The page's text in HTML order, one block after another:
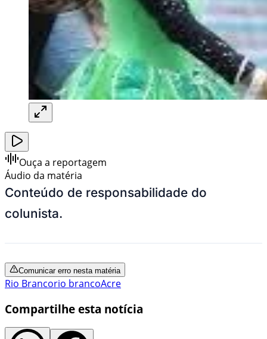
Ouça a reportagem
Áudio da matéria
Conteúdo de responsabilidade do
colunista.
Comunicar erro nesta matéria
Rio Brancorio brancoAcre
Compartilhe esta notícia